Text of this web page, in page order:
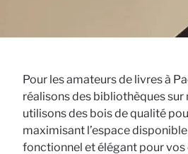
Pour les amateurs de livres à
réalisons des bibliothèques
utilisons des bois de qualité
maximisant l’espace
fonctionnel et élégant pour vos